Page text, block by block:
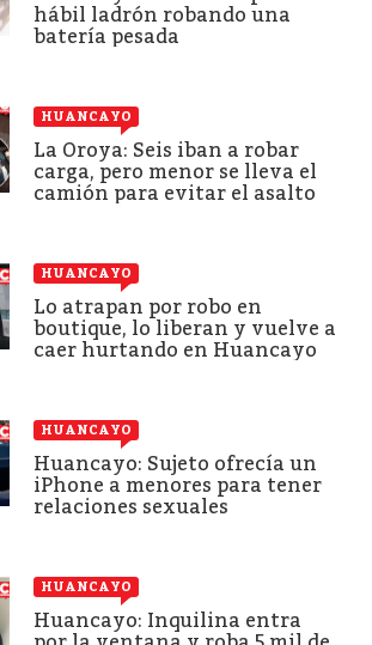
hábil ladrón robando una
batería pesada
HUANCAYO
La Oroya: Seis iban a robar
carga, pero menor se lleva el
camión para evitar el asalto
HUANCAYO
Lo atrapan por robo en
boutique, lo liberan y vuelve a
caer hurtando en Huancayo
HUANCAYO
Huancayo: Sujeto ofrecía un
iPhone a menores para tener
relaciones sexuales
HUANCAYO
Huancayo: Inquilina entra